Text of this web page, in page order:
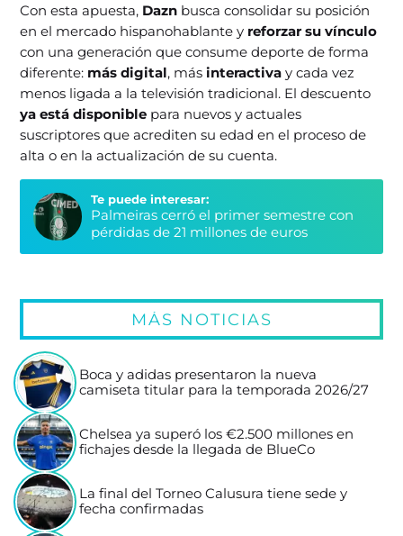
Con esta apuesta, Dazn busca consolidar su posición
en el mercado hispanohablante y reforzar su vínculo
con una generación que consume deporte de forma
diferente: más digital, más interactivay cada vez
menos ligada a la televisión tradicional. El descuento
ya está disponible para nuevos y actuales
suscriptores que acrediten su edad en el proceso de
alta o en la actualización de su cuenta.
Te puede interesar:
Palmeiras cerró el primer semestre con
pérdidas de 21 millones de euros
MÁS NOTICIAS
Boca y adidas presentaron la nueva
camiseta titular para la temporada 2026/27
Chelsea ya superó los €2.500 millones en
fichajes desde la llegada de BlueCo
La final del Torneo Calusura tiene sede y
fecha confirmadas